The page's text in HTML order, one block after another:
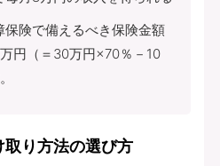
保険で備えるべき保険金額
円（＝30万円×70％－10
取り方法の選び方